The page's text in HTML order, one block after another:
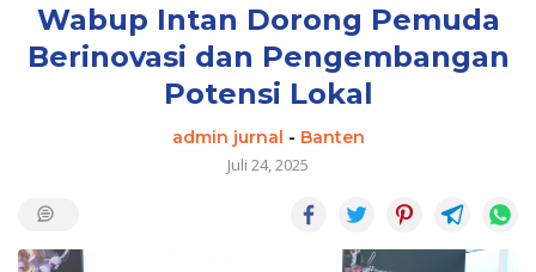
Wabup Intan Dorong Pemuda
Berinovasi dan Pengembangan
Potensi Lokal
admin jurnal - Banten
Juli 24, 2025